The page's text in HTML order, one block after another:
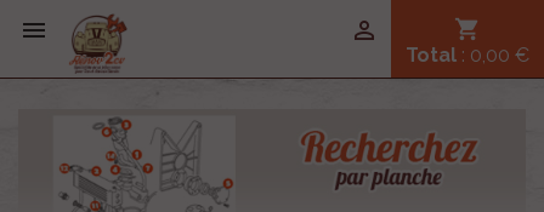
 shopping_cart
Total : 0,00 €
